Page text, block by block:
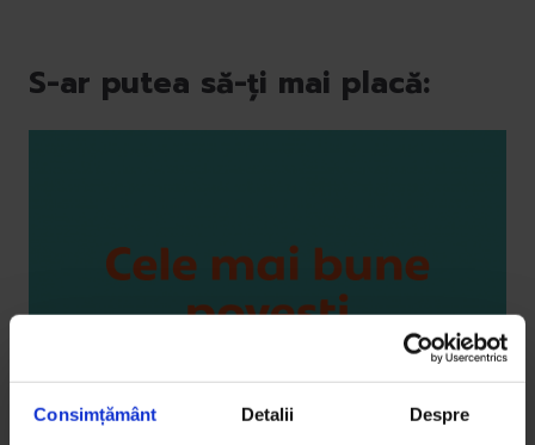
Consimțământ Detalii Despre
S-ar putea să-ți mai placă: